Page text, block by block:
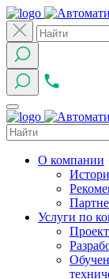
О компании
Услуги по